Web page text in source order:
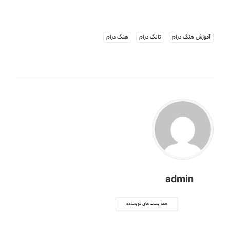
آموزش هنگ درام تانگ درام هنگ درام
admin
همه پست های نویسنده